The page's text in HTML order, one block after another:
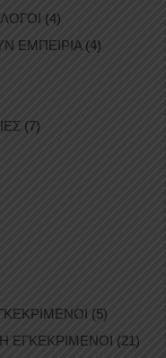
(4)
ΕΜΠΕΙΡΙΑ(4)
(7)
(5)
ΕΓΚΕΚΡΙΜΕΝΟΙ (21)